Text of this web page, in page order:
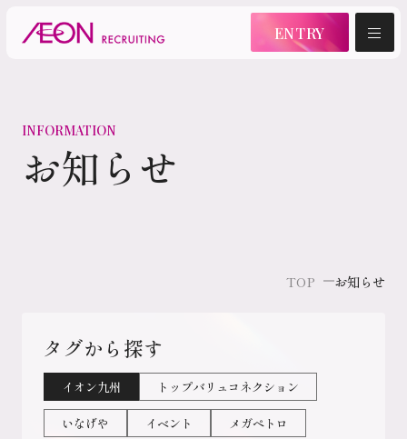
ENTRY
新卒採用情報
2027年卒マイページ
2028年卒エントリー
INFORMATION
お知らせ
TOP お知らせ
タグから探す
イオン九州 トップバリュコネクション
いなげや イベント メガペトロ